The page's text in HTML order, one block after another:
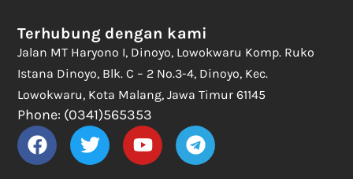
Terhubung dengan kami
Jalan MT Haryono I, Dinoyo, Lowokwaru Komp. Ruko
Istana Dinoyo, Blk. C – 2 No.3-4, Dinoyo, Kec.
Lowokwaru, Kota Malang, Jawa Timur 61145
Phone: (0341)565353